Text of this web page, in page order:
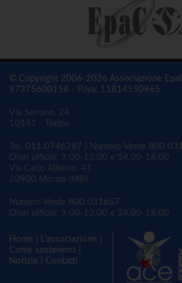
© Copyright 2006-2026 Associazione
97375600158 - P.Iva: 11814550965
Via Serrano, 24
10141 - Torino
Tel. 011.0746287 | Numero Verde 800
Orari ufficio: 9.00-13.00 e 14.00-18.00
Via Carlo Alberto, 41
20900 Monza (MB)
Numero Verde 800.031657
Orari ufficio: 9.00-13.00 e 14.00-18.00
Home L'associazione
Come sostenerci
Notizie
Contatti